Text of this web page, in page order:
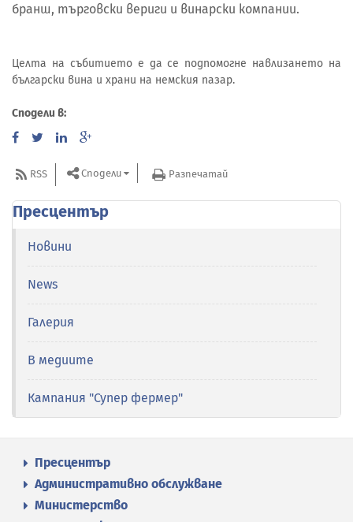
бранш, търговски вериги и винарски компании.
Целта на събитието е да се подпомогне навлизането на
български вина и храни на немския пазар.
Сподели в:
RSS Сподели Разпечатай
Пресцентър
Новини
News
Галерия
В медиите
Кампания "Супер фермер"
Пресцентър
Административно обслужване
Министерство